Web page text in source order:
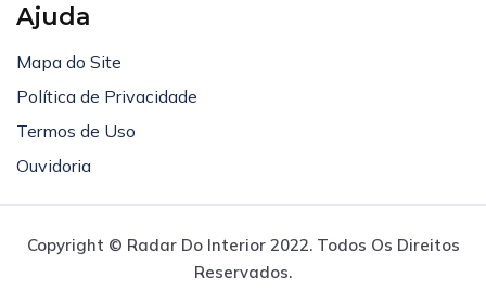
Ajuda
Mapa do Site
Política de Privacidade
Termos de Uso
Ouvidoria
Copyright © Radar Do Interior 2022. Todos Os Direitos
Reservados.